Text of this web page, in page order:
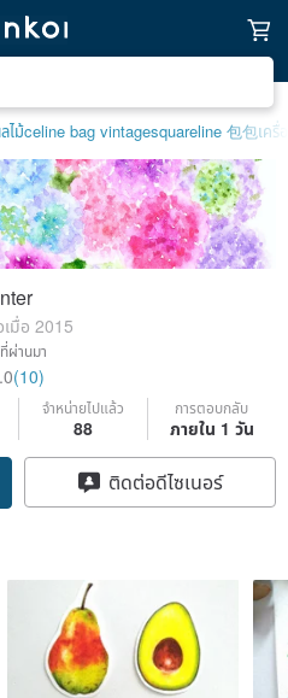
ไม้celine bag vintagesquareline 包包เครื่
มื่อ 2015
ผ่านมา
(10)
จำหน่ายไปแล้ว
88
การตอบกลับ
ภายใน 1 วัน
ติดต่อดีไซเนอร์